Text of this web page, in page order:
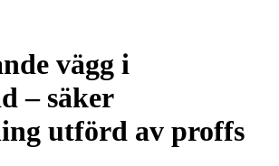
vägg i
– säker
utförd av proffs